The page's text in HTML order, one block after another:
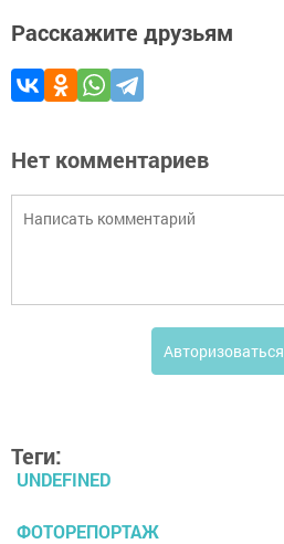
Расскажите друзьям
Нет комментариев
Авторизоваться
Теги:
UNDEFINED
ФОТОРЕПОРТАЖ